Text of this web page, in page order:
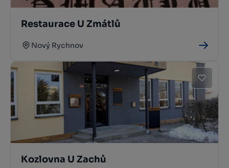
Restaurace U Zmátlů
Nový Rychnov
Kozlovna U Zachů